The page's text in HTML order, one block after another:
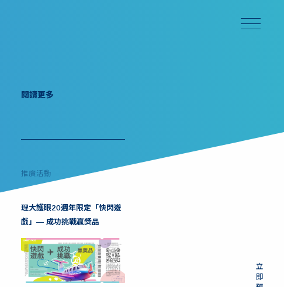
閱讀更多
推廣活動
理大護眼20週年限定「快閃遊
戲」— 成功挑戰贏獎品